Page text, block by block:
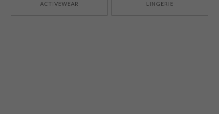
ACTIVEWEAR LINGERIE